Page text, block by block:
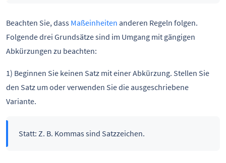
Beachten Sie, dass Maßeinheiten anderen Regeln folgen.
Folgende drei Grundsätze sind im Umgang mit gängigen
Abkürzungen zu beachten:
1) Beginnen Sie keinen Satz mit einer Abkürzung. Stellen Sie
den Satz um oder verwenden Sie die ausgeschriebene
Variante.
Statt: Z. B. Kommas sind Satzzeichen.